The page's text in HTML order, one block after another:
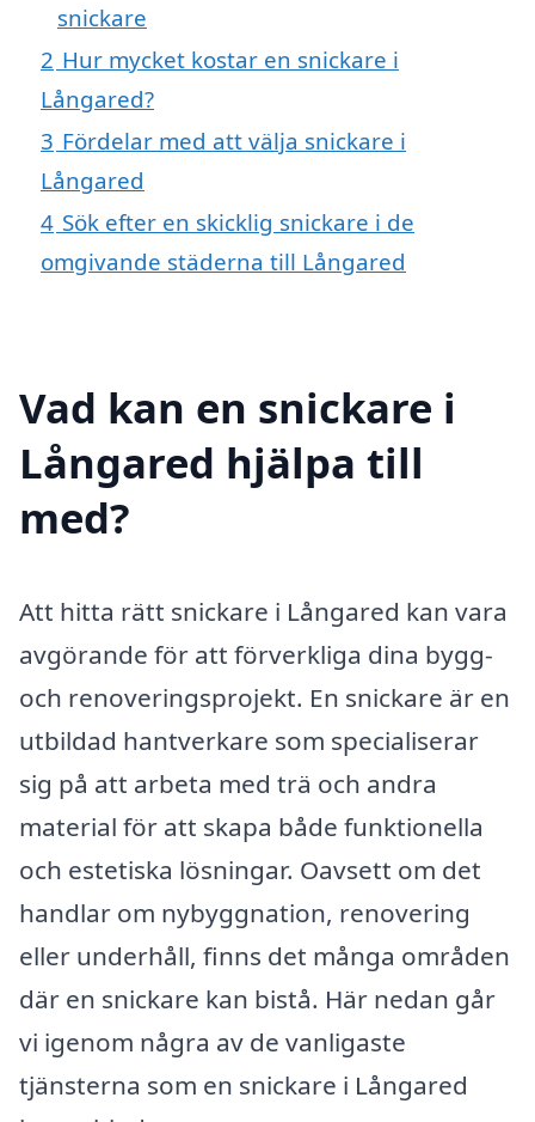
snickare
2 Hur mycket kostar en snickare i
Långared?
3 Fördelar med att välja snickare i
Långared
4 Sök efter en skicklig snickare i de
omgivande städerna till Långared
Vad kan en snickare i
Långared hjälpa till
med?
Att hitta rätt snickare i Långared kan vara
avgörande för att förverkliga dina bygg-
och renoveringsprojekt. En snickare är en
utbildad hantverkare som specialiserar
sig på att arbeta med trä och andra
material för att skapa både funktionella
och estetiska lösningar. Oavsett om det
handlar om nybyggnation, renovering
eller underhåll, finns det många områden
där en snickare kan bistå. Här nedan går
vi igenom några av de vanligaste
tjänsterna som en snickare i Långared